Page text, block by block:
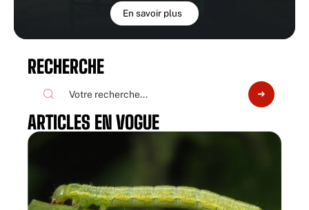
En savoir plus
RECHERCHE
ARTICLES EN VOGUE